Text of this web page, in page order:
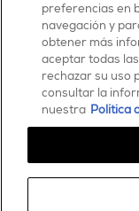
preferencias en
navegación y
obtener más
aceptar todas
rechazar su uso
consultar la
nuestra Política